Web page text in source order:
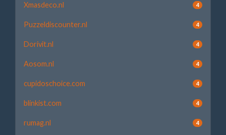
Xmasdeco.nl 4
Puzzeldiscounter.nl 4
Dorivit.nl 4
Aosom.nl 4
cupidoschoice.com 4
blinkist.com 4
rumag.nl 4